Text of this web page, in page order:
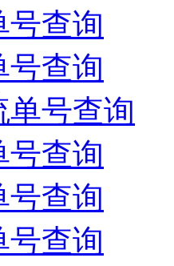
号查询
号查询
号查询
号查询
号查询
号查询